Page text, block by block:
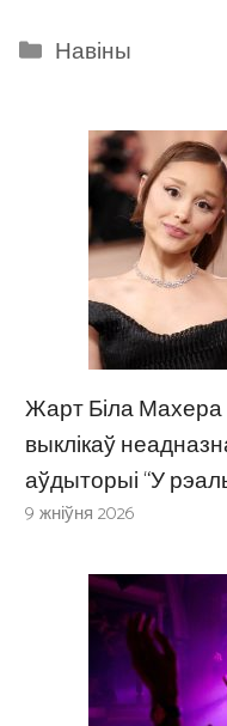
Categories
Навіны
Жарт Біла
выклікаў
аўдыторыі “У
9 жніўня 2026